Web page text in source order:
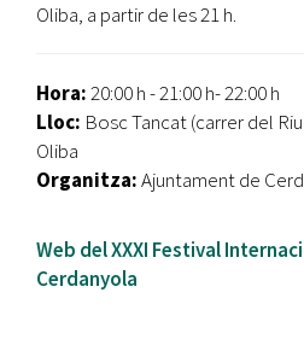
Oliba, a partir de les 21 h.
Hora:20:00 h - 21:00 h- 22:00 h
Lloc: Bosc Tancat (carrer del
Oliba
Organitza:Ajuntament de
Web del XXXI Festival
Cerdanyola